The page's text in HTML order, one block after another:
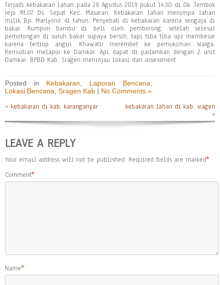
Terjadi kebakaran lahan pada 28 Agustus 2019 pukul 14.30 di Dk. Tembok
rejo Rt.07 Ds. Sepat Kec. Masaran. Kebakaran lahan menimpa lahan
milik Bp. Mariyono 41 tahun. Penyebab di kebakaran karena sengaja di
bakar. Rumpun bambu di beli oleh pemborong, setelah selesai
pemotongan di suruh bakar supaya bersih, tapi tiba tiba api membesar
karena tertiup angin, Khawatir merembet ke pemukiman Warga.
Kemudian melapor ke Damkar. Api dapat di padamkan dengan 2 unit
Damkar. BPBD Kab. Sragen meninjau lokasi dan assessment
Posted in Kebakaran Laporan Bencana
Lokasi Bencana Sragen Kab | No Comments »
« kebakaran di kab. karanganyar
kebakaran lahan di kab. sragen
»
LEAVE A REPLY
Your email address will not be published. Required fields are marked*
Comment*
Name*